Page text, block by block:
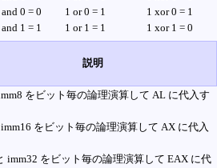
0 = 0
1 or 0 = 1
1 xor 0 = 1
1 = 1
1 or 1 = 1 1 xor 1 = 0
説明
をビット毎の論理演算して AL に代入す
をビット毎の論理演算して AX に代入
imm32 をビット毎の論理演算して EAX に代